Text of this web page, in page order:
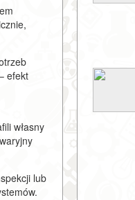
efekt
własny
lub